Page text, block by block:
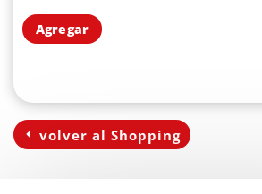
Agregar
volver al Shopping